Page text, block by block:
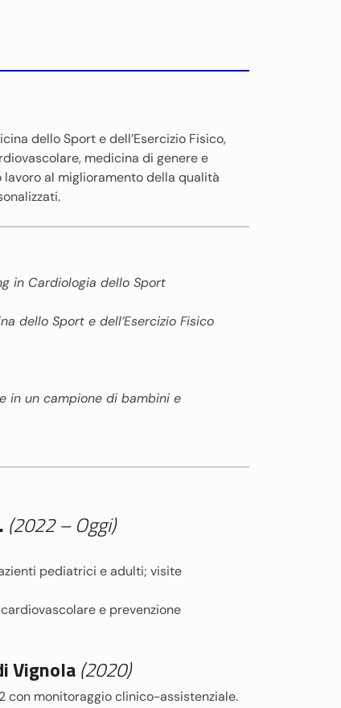
dello Sport e dell’Esercizio Fisico,
medicina di genere e
al miglioramento della qualità
in Cardiologia dello Sport
dello Sport e dell’Esercizio Fisico
in un campione di bambini e
(2022 – Oggi)
pediatrici e adulti; visite
e prevenzione
Vignola(2020)
con monitoraggio clinico-assistenziale.